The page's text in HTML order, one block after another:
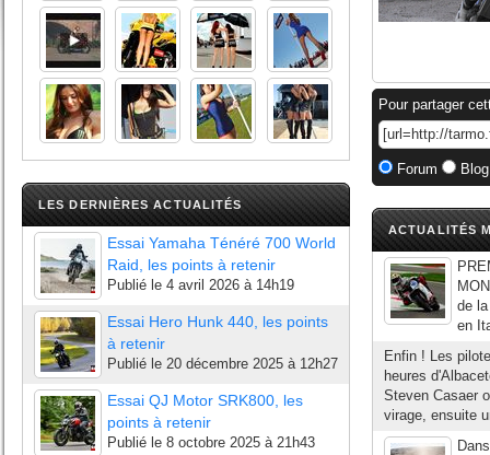
LES DERNIÈRES ACTUALITÉS
Essai Yamaha Ténéré 700 World
Raid, les points à retenir
Publié le 4 avril 2026 à 14h19
Essai Hero Hunk 440, les points
à retenir
Publié le 20 décembre 2025 à 12h27
Essai QJ Motor SRK800, les
points à retenir
Publié le 8 octobre 2025 à 21h43
Pour partager
Forum
ACTUALITÉS
de
en
Enfin ! Les
heures
Steven Casaer
virage, ensuite